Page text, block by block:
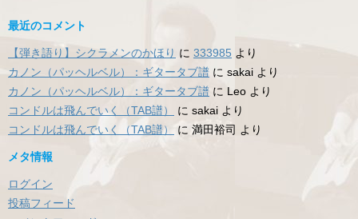
最近のコメント
【弾き語り】シクラメンのかほり に 333985 より
カノン（パッヘルベル）：ギタータブ譜 に sakai より
カノン（パッヘルベル）：ギタータブ譜 に Leo より
コンドルは飛んでいく（TAB譜）
に sakai より
コンドルは飛んでいく（TAB譜）
に 満田裕司 より
メタ情報
ログイン
投稿フィード